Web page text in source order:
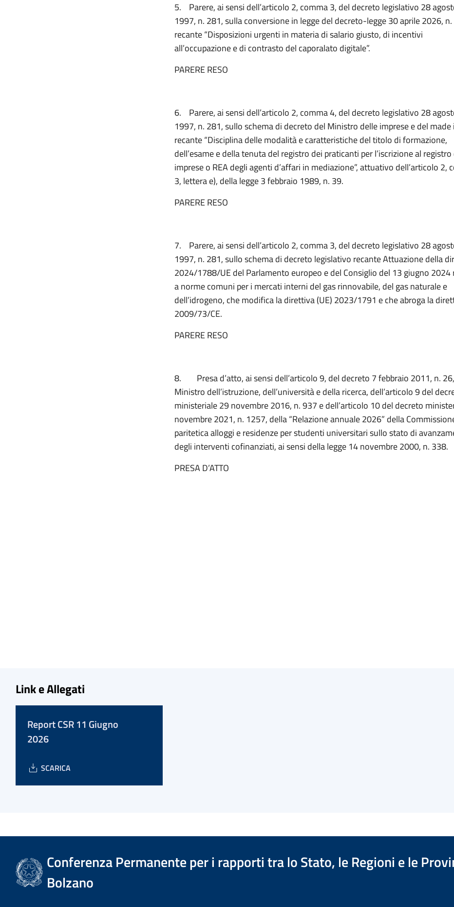
5. Parere, ai sensi dell’articolo 2, comma 3, del decreto legislativo 28
1997, n. 281, sulla conversione in legge del decreto-legge 30 aprile 2026, n.
recante “Disposizioni urgenti in materia di salario giusto, di incentivi
all’occupazione e di contrasto del caporalato digitale”.
PARERE RESO
6. Parere, ai sensi dell’articolo 2, comma 4, del decreto legislativo 28
1997, n. 281, sullo schema di decreto del Ministro delle imprese e del made
recante “Disciplina delle modalità e caratteristiche del titolo di formazione,
dell’esame e della tenuta del registro dei praticanti per l’iscrizione al
imprese o REA degli agenti d’affari in mediazione”, attuativo dell’articolo 2,
3, lettera e), della legge 3 febbraio 1989, n. 39.
PARERE RESO
7. Parere, ai sensi dell’articolo 2, comma 3, del decreto legislativo 28
1997, n. 281, sullo schema di decreto legislativo recante Attuazione della
2024/1788/UE del Parlamento europeo e del Consiglio del 13 giugno 2024
a norme comuni per i mercati interni del gas rinnovabile, del gas naturale e
dell’idrogeno, che modifica la direttiva (UE) 2023/1791 e che abroga la
2009/73/CE.
PARERE RESO
8. Presa d’atto, ai sensi dell’articolo 9, del decreto 7 febbraio 2011, n.
Ministro dell’istruzione, dell’università e della ricerca, dell’articolo 9 del
ministeriale 29 novembre 2016, n. 937 e dell’articolo 10 del decreto
novembre 2021, n. 1257, della “Relazione annuale 2026” della
paritetica alloggi e residenze per studenti universitari sullo stato di
degli interventi cofinanziati, ai sensi della legge 14 novembre 2000, n. 338.
PRESA D’ATTO
Link e Allegati
Report CSR 11 Giugno
2026
SCARICA
Conferenza Permanente per i rapporti tra lo Stato, le Regioni e le
Bolzano